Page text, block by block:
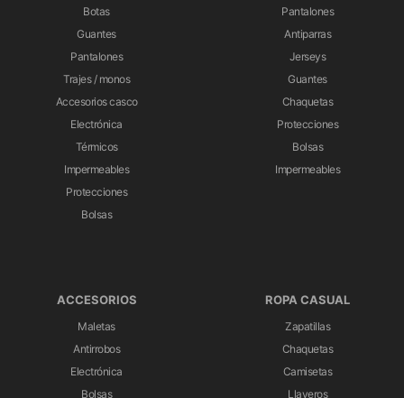
Botas
Guantes
Pantalones
Trajes / monos
Accesorios casco
Electrónica
Térmicos
Impermeables
Protecciones
Bolsas
Pantalones
Antiparras
Jerseys
Guantes
Chaquetas
Protecciones
Bolsas
Impermeables
ACCESORIOS
Maletas
Antirrobos
Electrónica
Bolsas
ROPA CASUAL
Zapatillas
Chaquetas
Camisetas
Llaveros